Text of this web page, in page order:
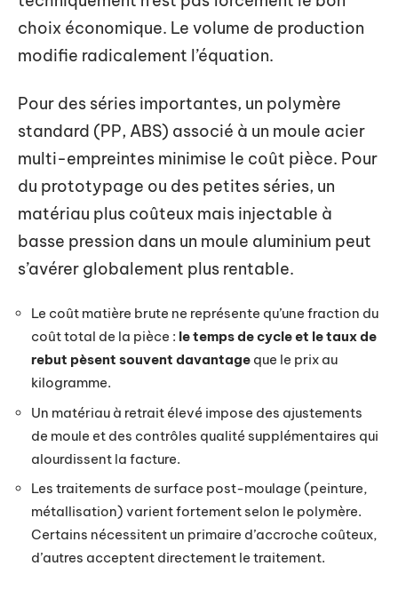
choix économique. Le volume de production
modifie radicalement l’équation.
Pour des séries importantes, un polymère
standard (PP, ABS) associé à un moule acier
multi-empreintes minimise le coût pièce. Pour
du prototypage ou des petites séries, un
matériau plus coûteux mais injectable à
basse pression dans un moule aluminium peut
s’avérer globalement plus rentable.
Le coût matière brute ne représente qu’une fraction du
coût total de la pièce : le temps de cycle et le taux de
rebut pèsent souvent davantage que le prix au
kilogramme.
Un matériau à retrait élevé impose des ajustements
de moule et des contrôles qualité supplémentaires qui
alourdissent la facture.
Les traitements de surface post-moulage (peinture,
métallisation) varient fortement selon le polymère.
Certains nécessitent un primaire d’accroche coûteux,
d’autres acceptent directement le traitement.